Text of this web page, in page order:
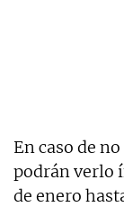
En caso de
podrán verlo
de enero